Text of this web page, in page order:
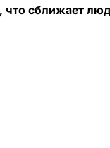
что сближает